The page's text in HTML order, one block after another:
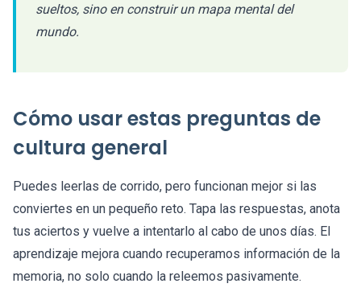
sueltos, sino en construir un mapa mental del
mundo.
Cómo usar estas preguntas de
cultura general
Puedes leerlas de corrido, pero funcionan mejor si las
conviertes en un pequeño reto. Tapa las respuestas, anota
tus aciertos y vuelve a intentarlo al cabo de unos días. El
aprendizaje mejora cuando recuperamos información de la
memoria, no solo cuando la releemos pasivamente.